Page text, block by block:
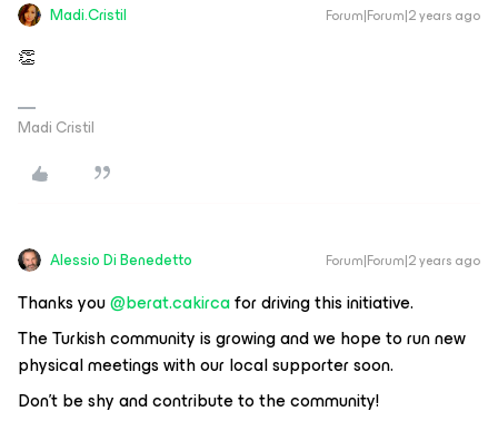
Madi.Cristil Forum|Forum|2 years ago
👏
Madi Cristil
Alessio Di Benedetto Forum|Forum|2 years ago
Thanks you@berat.cakircafor driving this initiative.
The Turkish community is growing and we hope to run new
physical meetings with our local supporter soon.
Don’t be shy and contribute to the community!